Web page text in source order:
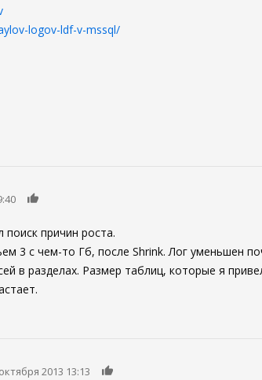
logov-ldf-v-mssql/
причин роста.
3 с чем-то Гб, после Shrink. Лог уменьшен
в разделах. Размер таблиц, которые я
2013 13:13